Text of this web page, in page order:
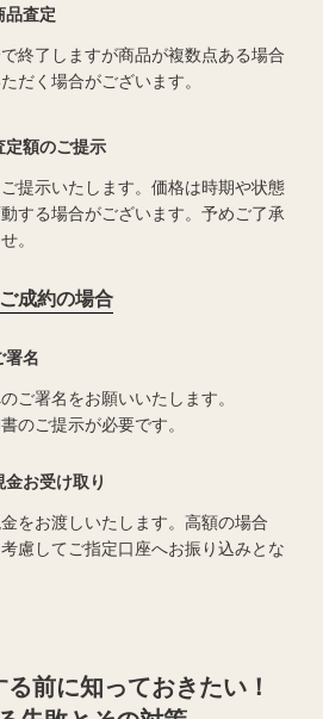
品査定
終了しますが商品が複数点ある場合
だく場合がございます。
定額のご提示
提示いたします。価格は時期や状態
する場合がございます。予めご了承
。
ご成約の場合
署名
ご署名をお願いいたします。
のご提示が必要です。
金お受け取り
をお渡しいたします。高額の場合
慮してご指定口座へお振り込みとな
る前に知っておきたい！